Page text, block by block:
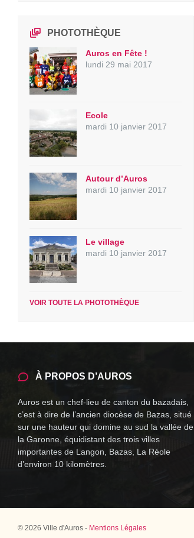
PHOTOTHÈQUE
Auros en Fête !
lundi 29 mai 2017
Ecole
mardi 10 janvier 2017
Autour d’Auros
mardi 10 janvier 2017
Le village
mardi 10 janvier 2017
VOIR TOUTE LA PHOTOTHÈQUE
À PROPOS D’AUROS
Auros est un chef-lieu de canton du bazadais,
c’est à dire de l’ancien diocèse de Bazas, situé
sur une hauteur qui domine au sud la vallée de
la Garonne, équidistant des trois villes
importantes de Langon, Bazas, La Réole
d’environ 10 kilomètres.
© 2026 Ville d'Auros - Mentions Légales